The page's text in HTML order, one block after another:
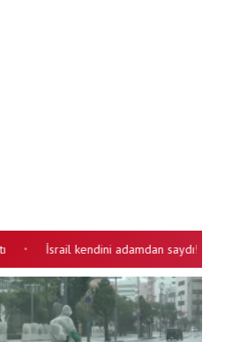
İsrail kendini adamdan saydı! ABD'den